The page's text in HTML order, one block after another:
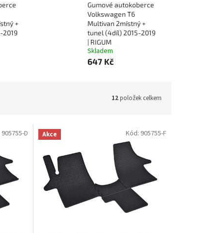
+
2019
Gumové autokoberce
Volkswagen T6
Multivan 2místný +
tunel (4díl) 2015-2019
| RIGUM
Skladem
647 Kč
12položek celkem
905755-D Akce Kód: 905755-F